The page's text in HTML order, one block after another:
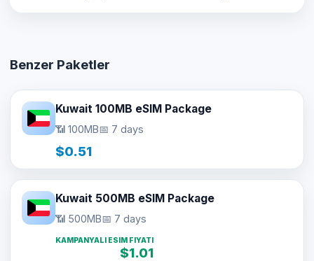
Benzer Paketler
Kuwait 100MB eSIM Package
📶 100MB📅 7 days
$0.51
Kuwait 500MB eSIM Package
📶 500MB📅 7 days
KAMPANYALI ESIM FIYATI
$1.01